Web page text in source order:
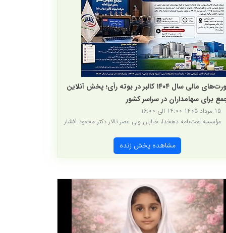
صورت‌های مالی سال ۱۴۰۴ کالبر در بوته رأی؛ پخش آنلاین
برای سهامداران در سراسر کشور
مؤسسه لغت‌نامه دهخدا، خیابان ولی عصر تالار دکتر محمود افشار
مشاهده پخش زنده